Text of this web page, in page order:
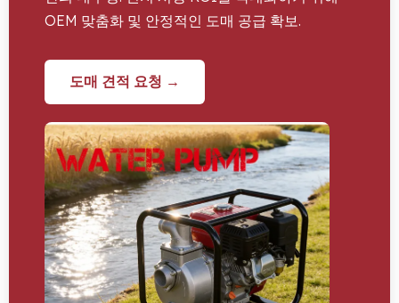
OEM 맞춤화 및 안정적인 도매 공급 확보.
도매 견적 요청 →